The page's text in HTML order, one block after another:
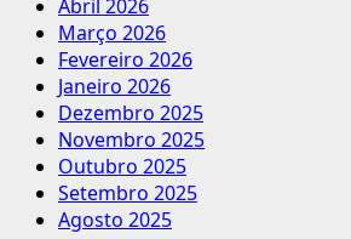
Abril 2026
Março 2026
Fevereiro 2026
Janeiro 2026
Dezembro 2025
Novembro 2025
Outubro 2025
Setembro 2025
Agosto 2025